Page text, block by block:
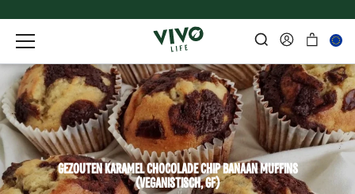
GEZOUTEN KARAMEL CHOCOLADE CHIP BANAAN MUFFINS
(VEGANISTISCH, GF)